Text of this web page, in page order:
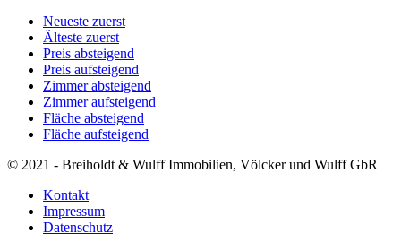
Neueste zuerst
Älteste zuerst
Preis absteigend
Preis aufsteigend
Zimmer absteigend
Zimmer aufsteigend
Fläche absteigend
Fläche aufsteigend
© 2021 - Breiholdt & Wulff Immobilien, Völcker und Wulff GbR
Kontakt
Impressum
Datenschutz